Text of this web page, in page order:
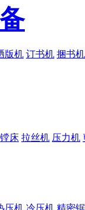
版机 订书机 捆书机
镗床 拉丝机 压力机